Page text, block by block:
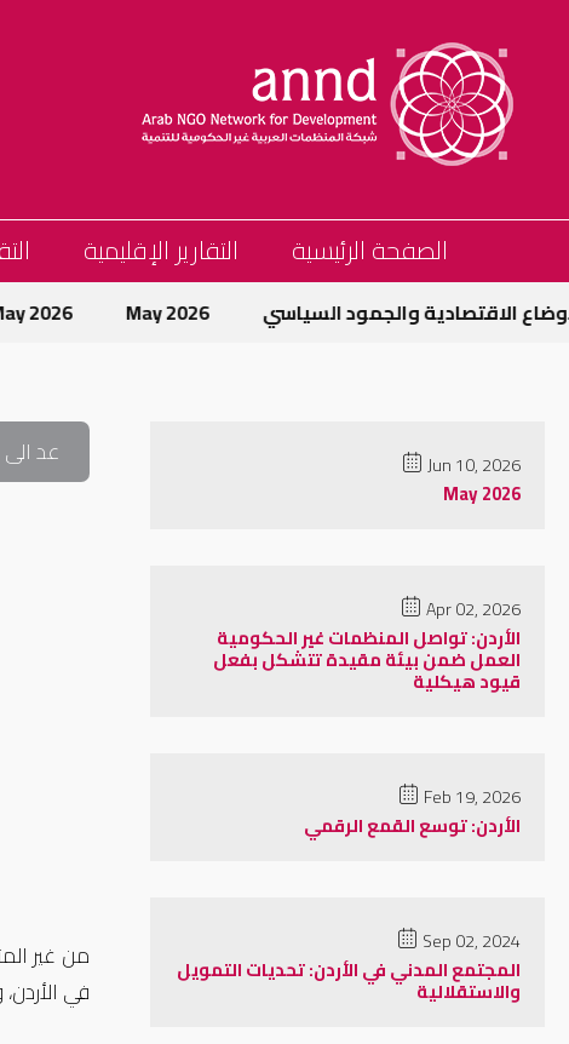
الصفحة الرئيسية التقارير الإقليمية
May 2026 May 2026 الاقتصادية والجمود السياسي
Jun 10, 2026
May 2026
Apr 02, 2026
الأردن: تواصل المنظمات غير الحكومية
العمل ضمن بيئة مقيدة تتشكل بفعل
قيود هيكلية
Feb 19, 2026
الأردن: توسع القمع الرقمي
Sep 02, 2024
المجتمع المدني في الأردن: تحديات التمويل
والاستقلالية
عد
من غير
في